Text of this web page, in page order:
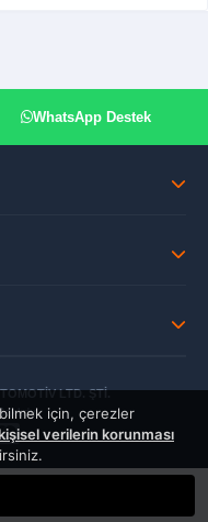
için, çerezler
verilerin korunması
WhatsApp Destek
LTD. ŞTİ.